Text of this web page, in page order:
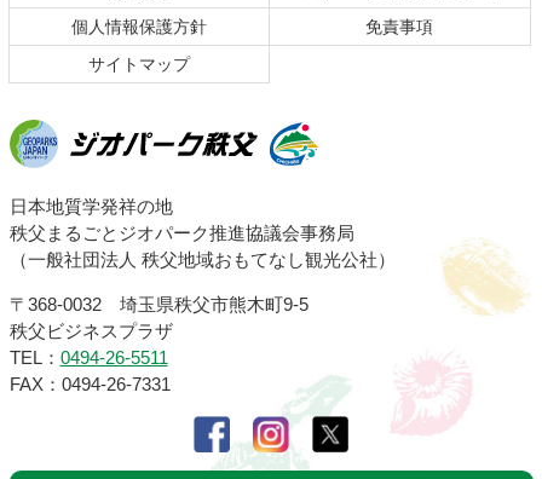
個人情報保護方針
免責事項
サイトマップ
ジオパーク秩父
日本地質学発祥の地
秩父まるごとジオパーク推進協議会事務局
（一般社団法人 秩父地域おもてなし観光公社）
〒368-0032 埼玉県秩父市熊木町9-5
秩父ビジネスプラザ
TEL： 0494-26-5511
FAX：0494-26-7331